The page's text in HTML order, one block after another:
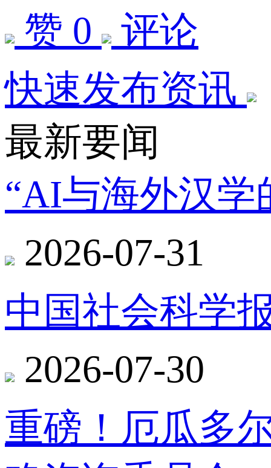
赞 0
评论
快速发布资讯
最新要闻
“AI与海外汉学
2026-07-31
中国社会科学
2026-07-30
重磅！厄瓜多